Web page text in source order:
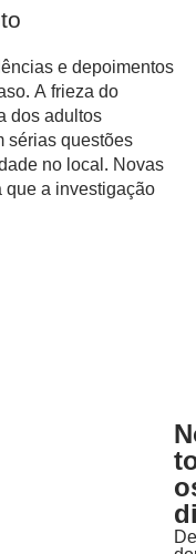
e depoimentos
A frieza do
dos adultos
sérias questões
no local. Novas
a investigação
De